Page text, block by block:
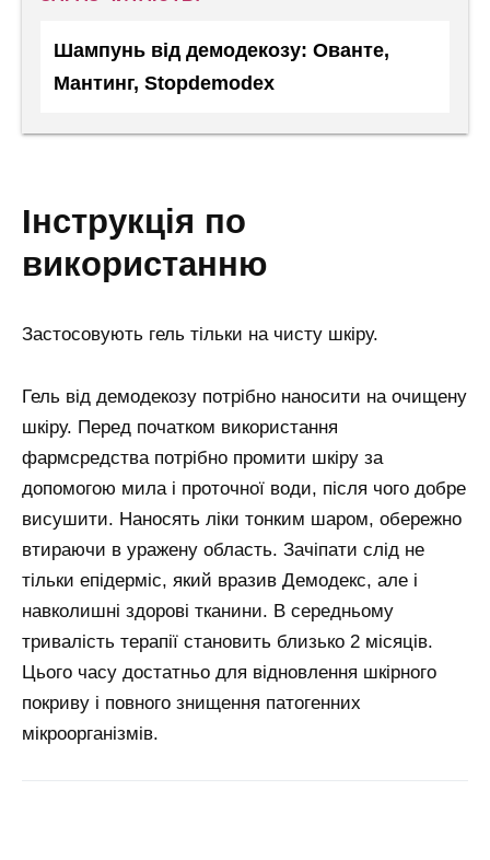
Шампунь від демодекозу: Ованте,
Мантинг, Stopdemodex
інструкція по
використанню
Застосовують гель тільки на чисту шкіру.
Гель від демодекозу потрібно наносити на очищену
шкіру. Перед початком використання
фармсредства потрібно промити шкіру за
допомогою мила і проточної води, після чого добре
висушити. Наносять ліки тонким шаром, обережно
втираючи в уражену область. Зачіпати слід не
тільки епідерміс, який вразив Демодекс, але і
навколишні здорові тканини. В середньому
тривалість терапії становить близько 2 місяців.
Цього часу достатньо для відновлення шкірного
покриву і повного знищення патогенних
мікроорганізмів.